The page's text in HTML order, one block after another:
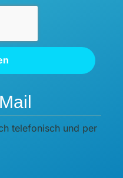
telefonisch und per